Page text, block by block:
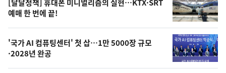
상
오
늘
[달달정책] 휴대폰 미니멀리즘의 실현…KTX·SRT
예매 한 번에 끝!
'국가 AI 컴퓨팅센터' 첫 삽…1만 5000장 규모
·2028년 완공